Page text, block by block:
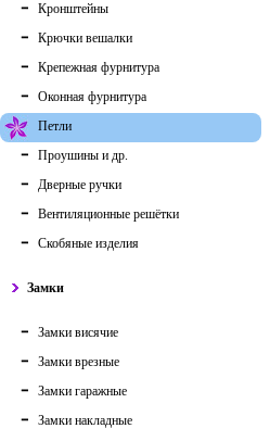
Кронштейны
Крючки вешалки
Крепежная фурнитура
Оконная фурнитура
Петли
Проушины и др.
Дверные ручки
Вентиляционные решётки
Скобяные изделия
Замки
Замки висячие
Замки врезные
Замки гаражные
Замки накладные